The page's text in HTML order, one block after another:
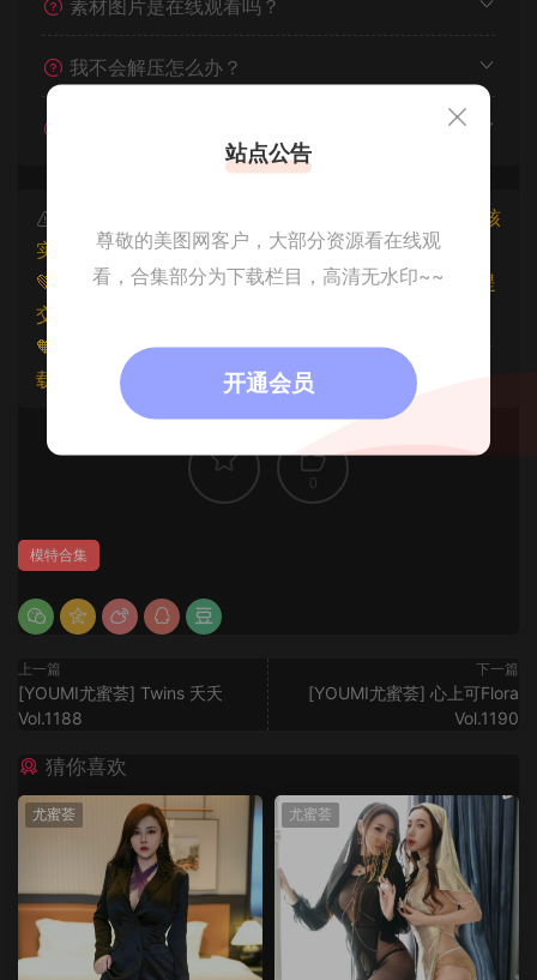
素材图片是在线观看吗？
我不会解压怎么办？
本文资源仅供个人参考学习，请勿批量搬运，一经核
实将封禁账号权限！
💚本文资源均来源网友分享，若侵犯了您的权益可以提
交工单处理。
🧡原文链接：https://www.znjfg.com/1282.html
，转
载请注明出处。
0
模特合集
上一篇
[YOUMI尤蜜荟] Twins 夭夭
Vol.1188
下一篇
[YOUMI尤蜜荟] 心上可Flora
Vol.1190
猜你喜欢
尤蜜荟 尤蜜荟
站点公告
尊敬的美图网客户，大部分资源看在线观
看，合集部分为下载栏目，高清无水印~~
开通会员